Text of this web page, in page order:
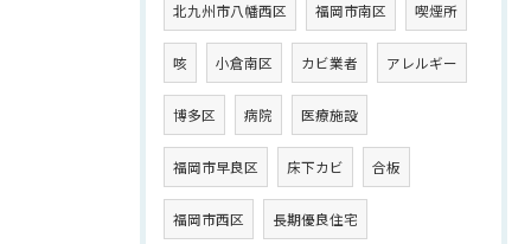
北九州市八幡西区 福岡市南区 喫煙所
咳 小倉南区 カビ業者 アレルギー
博多区 病院 医療施設
福岡市早良区 床下カビ 合板
福岡市西区 長期優良住宅